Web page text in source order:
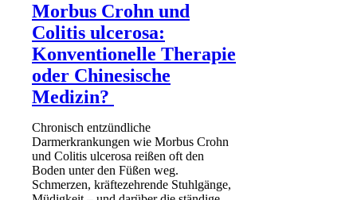
Morbus Crohn und
Colitis ulcerosa:
Konventionelle Therapie
oder Chinesische
Medizin?
Chronisch entzündliche
Darmerkrankungen wie Morbus Crohn
und Colitis ulcerosa reißen oft den
Boden unter den Füßen weg.
Schmerzen, kräftezehrende Stuhlgänge,